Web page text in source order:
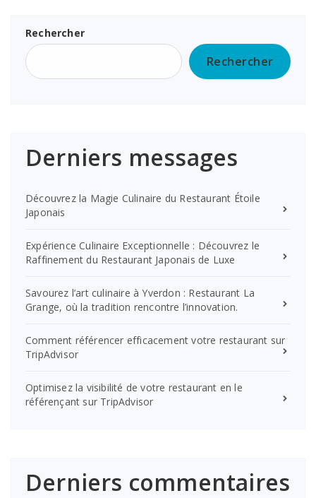
Rechercher
Rechercher
Derniers messages
Découvrez la Magie Culinaire du Restaurant Étoile
Japonais
Expérience Culinaire Exceptionnelle : Découvrez le
Raffinement du Restaurant Japonais de Luxe
Savourez l’art culinaire à Yverdon : Restaurant La
Grange, où la tradition rencontre l’innovation.
Comment référencer efficacement votre restaurant sur
TripAdvisor
Optimisez la visibilité de votre restaurant en le
référençant sur TripAdvisor
Derniers commentaires